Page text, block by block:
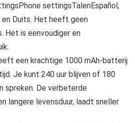
settingsTalenEspañol,
en Duits. Het heeft geen
Het is eenvoudiger en
een krachtige 1000 mAh-batterij
Je kunt 240 uur blijven of 180
spreken. De verbeterde
langere levensduur, laadt sneller